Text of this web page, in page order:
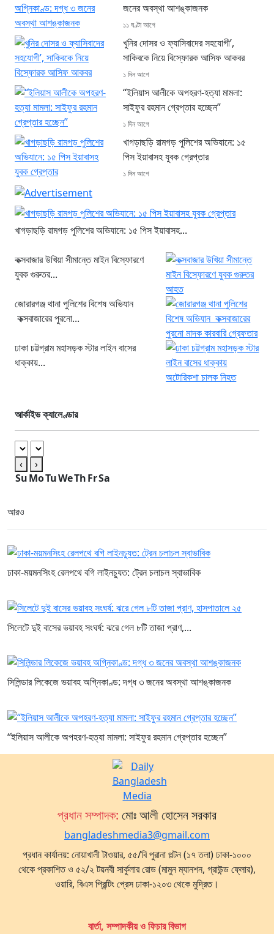
জনের অবস্থা আশঙ্কাজনক
১১ ঘণ্টা আগে
খুনির দোসর ও ফ্যাসিবাদের সহযোগী’,
সাকিবকে নিয়ে বিস্ফোরক আসিফ আকবর
১ দিন আগে
“ইলিয়াস আলীকে অপহরণ-হত্যা মামলা:
সাইফুর রহমান গ্রেপ্তার হচ্ছেন”
১ দিন আগে
খাগড়াছড়ি রামগড় পুলিশের অভিযানে: ১৫
পিস ইয়াবাসহ যুবক গ্রেপ্তার
১ দিন আগে
খাগড়াছড়ি রামগড় পুলিশের অভিযানে: ১৫ পিস ইয়াবাসহ...
কক্সবাজার উখিয়া সীমান্তে মাইন বিস্ফোরণে
যুবক গুরুতর...
জোরারগঞ্জ থানা পুলিশের বিশেষ অভিযান
কক্সবাজারের পুরনো...
ঢাকা চট্টগ্রাম মহাসড়ক স্টার লাইন বাসের
ধাক্কায়...
আর্কাইভ ক্যালেণ্ডার
‹
›
SuMoTuWeThFrSa
আরও
ঢাকা-ময়মনসিংহ রেলপথে বগি লাইনচ্যুত: ট্রেন চলাচল স্বাভাবিক
সিলেটে দুই বাসের ভয়াবহ সংঘর্ষ: ঝরে গেল ৮টি তাজা প্রাণ,...
সিলিন্ডার লিকেজে ভয়াবহ অগ্নিকাণ্ড: দগ্ধ ৩ জনের অবস্থা আশঙ্কাজনক
“ইলিয়াস আলীকে অপহরণ-হত্যা মামলা: সাইফুর রহমান গ্রেপ্তার হচ্ছেন”
প্রধান সম্পাদক: মোঃ আলী হোসেন সরকার
bangladeshmedia3@gmail.com
প্রধান কার্যালয়: নোয়াখালী টাওয়ার, ৫৫/বি পুরানা পল্টন (১৭ তলা) ঢাকা-১০০০
থেকে প্রকাশিত ও ৫২/২ টয়নবী সার্কুলার রোড (মামুন ম্যানশন, গ্রাউন্ড ফ্লোর),
ওয়ারি, বিএস প্রিন্টিং প্রেস ঢাকা-১২০৩ থেকে মুদ্রিত।
বার্তা, সম্পাদকীয় ও ফিচার বিভাগ